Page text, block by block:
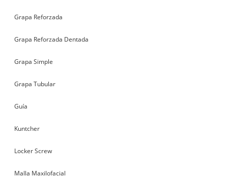
Grapa Reforzada
Grapa Reforzada Dentada
Grapa Simple
Grapa Tubular
Guía
Kuntcher
Locker Screw
Malla Maxilofacial